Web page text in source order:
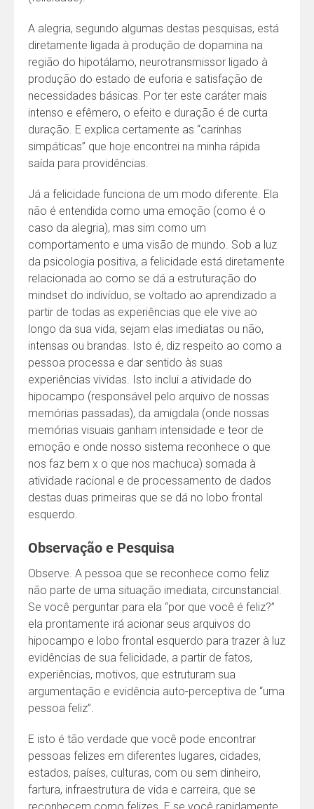
A alegria, segundo algumas destas pesquisas, está
diretamente ligada à produção de dopamina na
região do hipotálamo, neurotransmissor ligado à
produção do estado de euforia e satisfação de
necessidades básicas. Por ter este caráter mais
intenso e efêmero, o efeito e duração é de curta
duração. E explica certamente as “carinhas
simpáticas” que hoje encontrei na minha rápida
saída para providências.
Já a felicidade funciona de um modo diferente. Ela
não é entendida como uma emoção (como é o
caso da alegria), mas sim como um
comportamento e uma visão de mundo. Sob a luz
da psicologia positiva, a felicidade está diretamente
relacionada ao como se dá a estruturação do
mindset do indivíduo, se voltado ao aprendizado a
partir de todas as experiências que ele vive ao
longo da sua vida, sejam elas imediatas ou não,
intensas ou brandas. Isto é, diz respeito ao como a
pessoa processa e dar sentido às suas
experiências vividas. Isto inclui a atividade do
hipocampo (responsável pelo arquivo de nossas
memórias passadas), da amigdala (onde nossas
memórias visuais ganham intensidade e teor de
emoção e onde nosso sistema reconhece o que
nos faz bem x o que nos machuca) somada à
atividade racional e de processamento de dados
destas duas primeiras que se dá no lobo frontal
esquerdo.
Observação e Pesquisa
Observe. A pessoa que se reconhece como feliz
não parte de uma situação imediata, circunstancial.
Se você perguntar para ela “por que você é feliz?”
ela prontamente irá acionar seus arquivos do
hipocampo e lobo frontal esquerdo para trazer à luz
evidências de sua felicidade, a partir de fatos,
experiências, motivos, que estruturam sua
argumentação e evidência auto-perceptiva de “uma
pessoa feliz”.
E isto é tão verdade que você pode encontrar
pessoas felizes em diferentes lugares, cidades,
estados, países, culturas, com ou sem dinheiro,
fartura, infraestrutura de vida e carreira, que se
reconhecem como felizes. E se você rapidamente